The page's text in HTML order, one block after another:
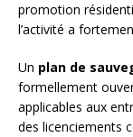
promotion
l’activité a
Un plan de
formellement
applicables aux
des licenciements